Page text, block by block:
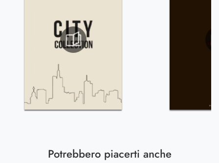
Potrebbero piacerti anche